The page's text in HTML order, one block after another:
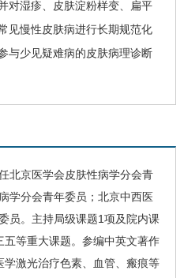
对湿疹、皮肤淀粉样变、扁平
见慢性皮肤病进行长期规范化
与少见疑难病的皮肤病理诊断
北京医学会皮肤性病学分会青
学分会青年委员；北京中西医
员。主持局级课题1项及院内课
等重大课题。参编中英文著作
激光治疗色素、血管、瘢痕等